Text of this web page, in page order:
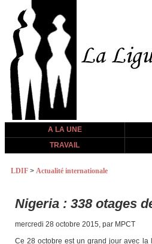
A LA UNE
TRAVAIL
LDIF > Actualité internationale
Nigeria : 338 otages
mercredi 28 octobre 2015, par MPCT
Ce 28 octobre est un grand jour avec la